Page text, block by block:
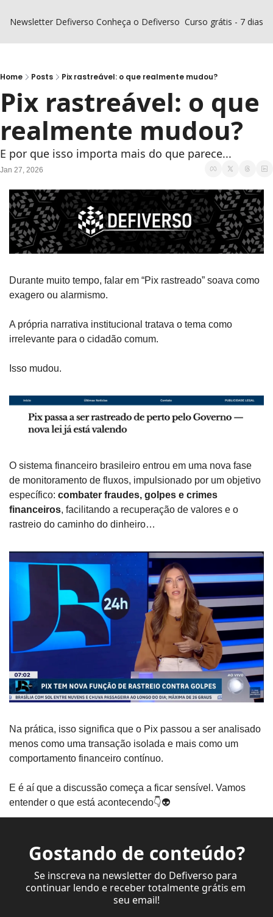
Newsletter Defiverso Conheça o Defiverso Curso grátis - 7 dias
Home Posts Pix rastreável: o que realmente mudou?
Pix rastreável: o que
realmente mudou?
E por que isso importa mais do que parece...
Jan 27, 2026
Durante muito tempo, falar em “Pix rastreado” soava como
exagero ou alarmismo.
A própria narrativa institucional tratava o tema como
irrelevante para o cidadão comum.
Isso mudou.
O sistema financeiro brasileiro entrou em uma nova fase
de monitoramento de fluxos, impulsionado por um objetivo
específico: combater fraudes, golpes e crimes
financeiros, facilitando a recuperação de valores e o
rastreio do caminho do dinheiro…
Na prática, isso significa que o Pix passou a ser analisado
menos como uma transação isolada e mais como um
comportamento financeiro contínuo.
E é aí que a discussão começa a ficar sensível. Vamos
entender o que está acontecendo👇👽
Gostando de conteúdo?
Se inscreva na newsletter do Defiverso para
continuar lendo e receber totalmente grátis em
seu email!